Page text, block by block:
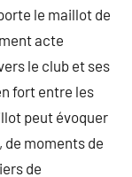
le maillot de
acte
le club et ses
fort entre les
peut évoquer
de moments de
de